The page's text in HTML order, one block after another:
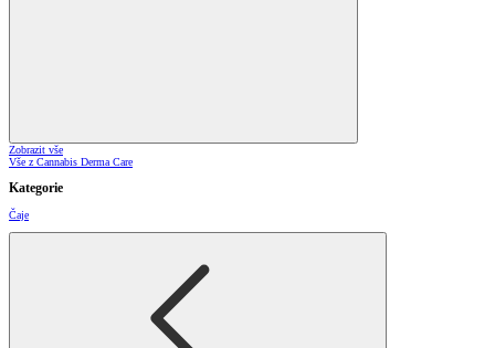
Zobrazit vše
Vše z Cannabis Derma Care
Kategorie
Čaje